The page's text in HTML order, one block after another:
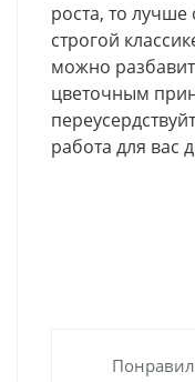
роста, то лучше
строгой
можно
цветочным
работа для вас